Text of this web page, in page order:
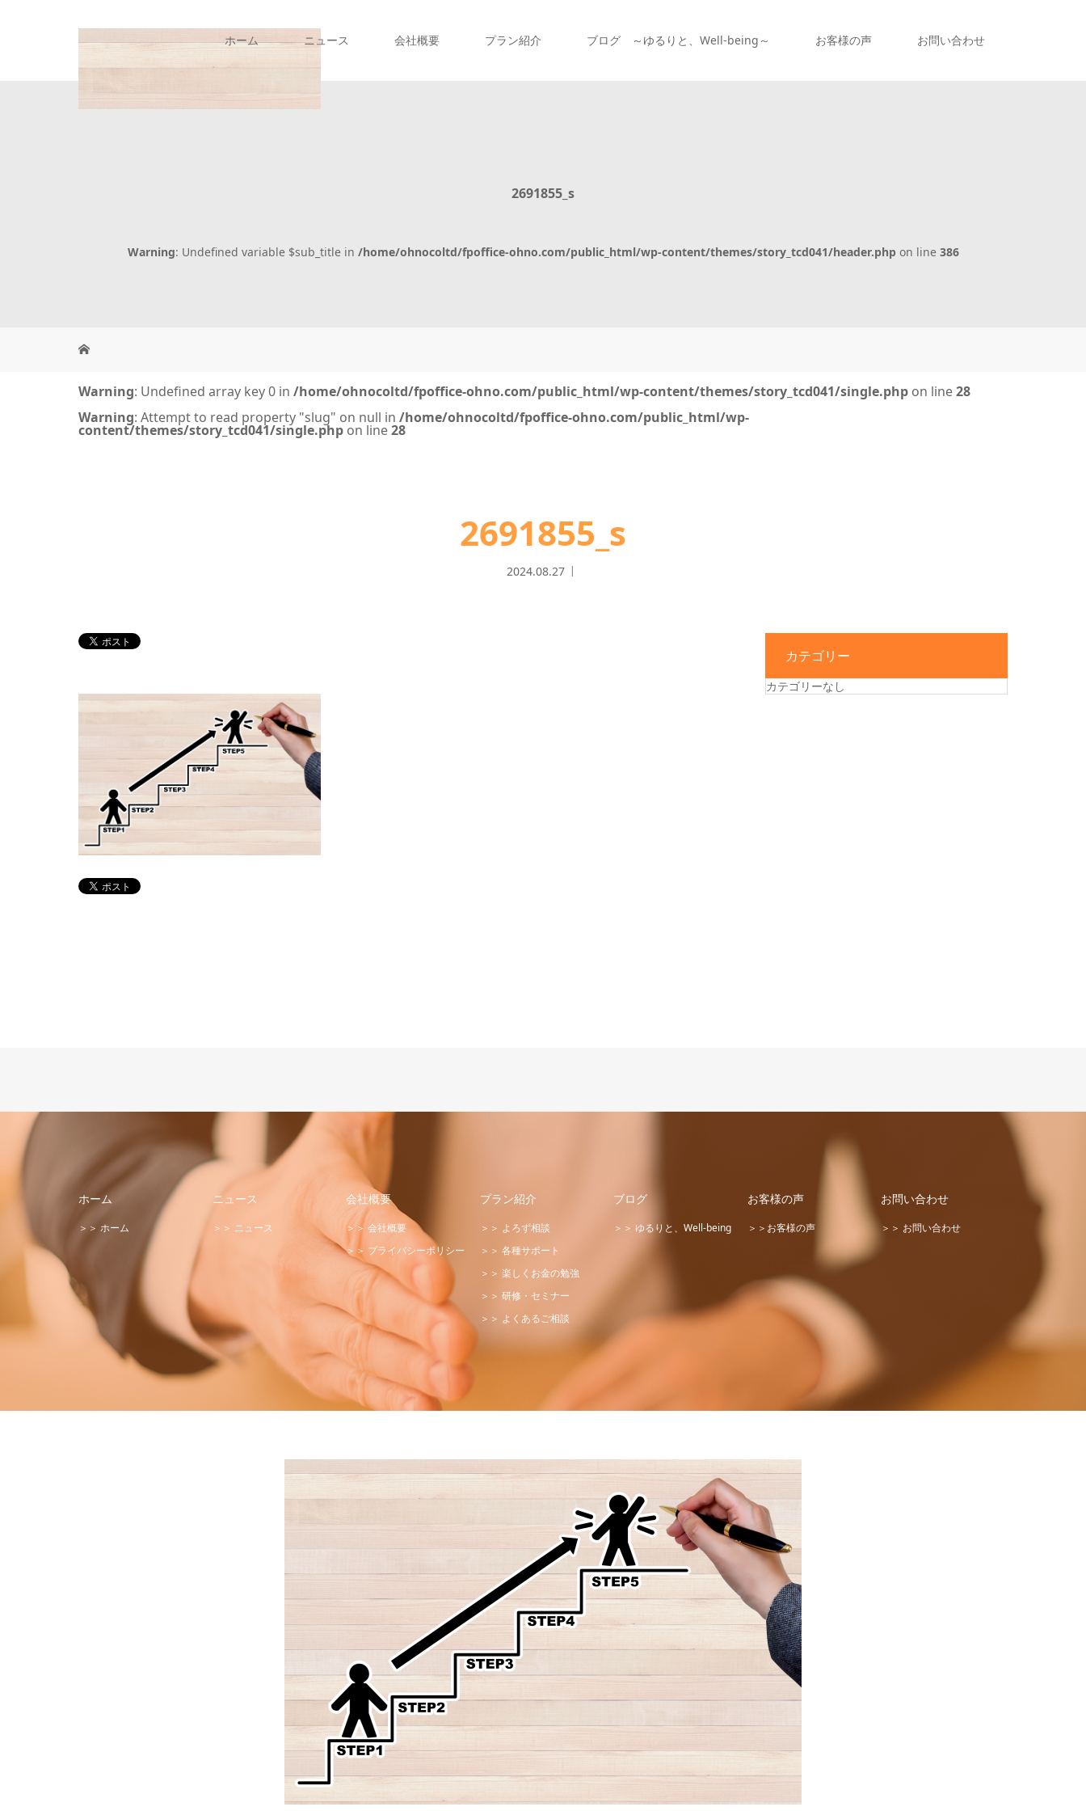
ホーム ニュース 会社概要 プラン紹介 ブログ ～ゆるりと、Well-being～ お客様の声 お問い合わせ
2691855_s
Warning: Undefined variable $sub_title in /home/ohnocoltd/fpoffice-ohno.com/public_html/wp-content/themes/story_tcd041/header.phpon line 386
Warning: Undefined array key 0 in /home/ohnocoltd/fpoffice-ohno.com/public_html/wp-content/themes/story_tcd041/single.php on line28
Warning: Attempt to read property "slug" on null in /home/ohnocoltd/fpoffice-ohno.com/public_html/wp-
content/themes/story_tcd041/single.php on line28
2691855_s
2024.08.27
カテゴリー
カテゴリーなし
ホーム
＞＞ ホーム
ニュース
＞＞ ニュース
会社概要
＞＞ 会社概要
＞＞ プライバシーポリシー
プラン紹介
＞＞ よろず相談
＞＞ 各種サポート
＞＞ 楽しくお金の勉強
＞＞ 研修・セミナー
＞＞ よくあるご相談
ブログ
＞＞ ゆるりと、Well-being
お客様の声
＞＞お客様の声
お問い合わせ
＞＞ お問い合わせ